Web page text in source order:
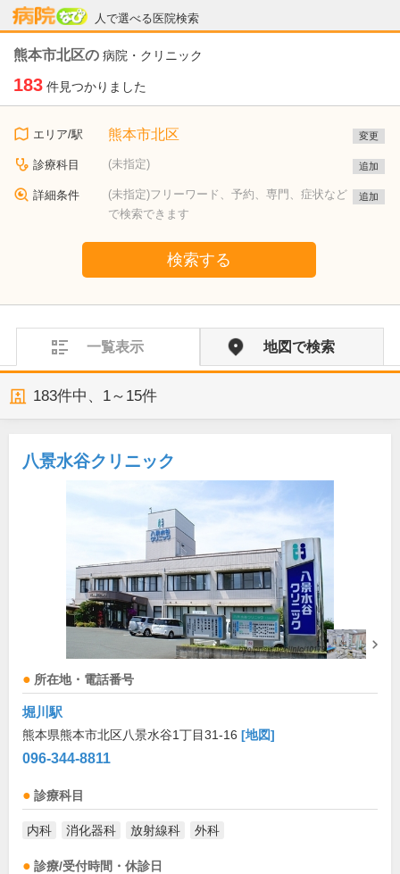
人で選べる医院検索
病院なび
熊本市北区の 病院・クリニック
183 件見つかりました
エリア/駅 熊本市北区 変更
診療科目 (未指定) 追加
詳細条件
(未指定)フリーワード、予約、専門、症状など
で検索できます
追加
検索する
一覧表示 地図で検索
183件中、 1～15件
八景水谷クリニック
所在地・電話番号
堀川駅
熊本県熊本市北区八景水谷1丁目31-16 [地図]
096-344-8811
診療科目
内科 消化器科 放射線科 外科
診療/受付時間・休診日